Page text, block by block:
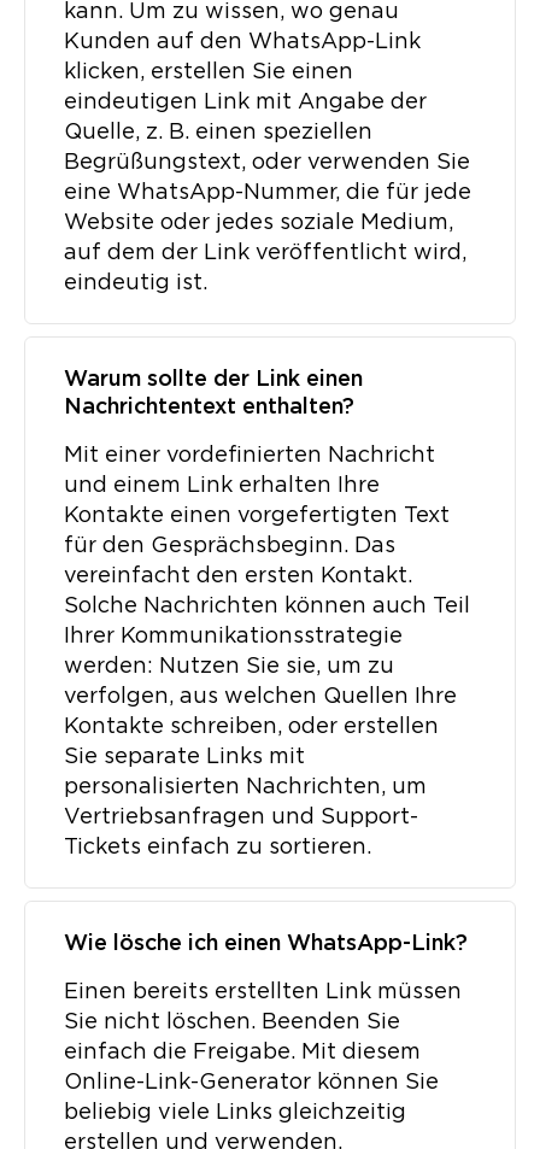
kann. Um zu wissen, wo genau
Kunden auf den WhatsApp-Link
klicken, erstellen Sie einen
eindeutigen Link mit Angabe der
Quelle, z. B. einen speziellen
Begrüßungstext, oder verwenden Sie
eine WhatsApp-Nummer, die für jede
Website oder jedes soziale Medium,
auf dem der Link veröffentlicht wird,
eindeutig ist.
Warum sollte der Link einen
Nachrichtentext enthalten?
Mit einer vordefinierten Nachricht
und einem Link erhalten Ihre
Kontakte einen vorgefertigten Text
für den Gesprächsbeginn. Das
vereinfacht den ersten Kontakt.
Solche Nachrichten können auch Teil
Ihrer Kommunikationsstrategie
werden: Nutzen Sie sie, um zu
verfolgen, aus welchen Quellen Ihre
Kontakte schreiben, oder erstellen
Sie separate Links mit
personalisierten Nachrichten, um
Vertriebsanfragen und Support-
Tickets einfach zu sortieren.
Wie lösche ich einen WhatsApp-Link?
Einen bereits erstellten Link müssen
Sie nicht löschen. Beenden Sie
einfach die Freigabe. Mit diesem
Online-Link-Generator können Sie
beliebig viele Links gleichzeitig
erstellen und verwenden.